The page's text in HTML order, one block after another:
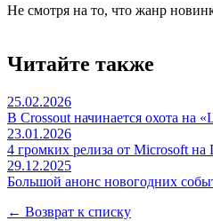
Не смотря на то, что жанр
Читайте также
25.02.2026
В Crossout начинается охота на
23.01.2026
4 громких релиза от Microsoft на
29.12.2025
Большой анонс новогодних
← Возврат к списку